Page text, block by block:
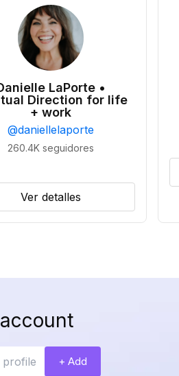
LaPorte •
Direction for life
+ work
@daniellelaporte
260.4K seguidores
Ver detalles
+ Add